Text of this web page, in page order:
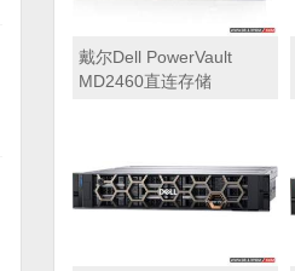
戴尔Dell PowerVault
MD2460直连存储